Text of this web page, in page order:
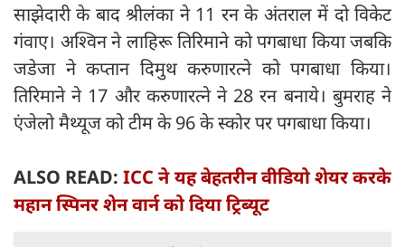
साझेदारी के बाद श्रीलंका ने 11 रन के अंतराल में दो विकेट
गंवाए। अश्विन ने लाहिरू तिरिमाने को पगबाधा किया जबकि
जडेजा ने कप्तान दिमुथ करुणारत्ने को पगबाधा किया।
तिरिमाने ने 17 और करुणारत्ने ने 28 रन बनाये। बुमराह ने
एंजेलो मैथ्यूज को टीम के 96 के स्कोर पर पगबाधा किया।
ALSO READ:ICC ने यह बेहतरीन वीडियो शेयर करके
महान स्पिनर शेन वार्न को दिया ट्रिब्यूट